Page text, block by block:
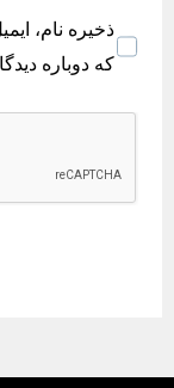
*s
ذخیره نام،
که دوباره